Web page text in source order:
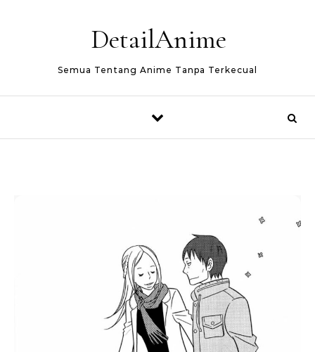
DetailAnime
Semua Tentang Anime Tanpa Terkecual